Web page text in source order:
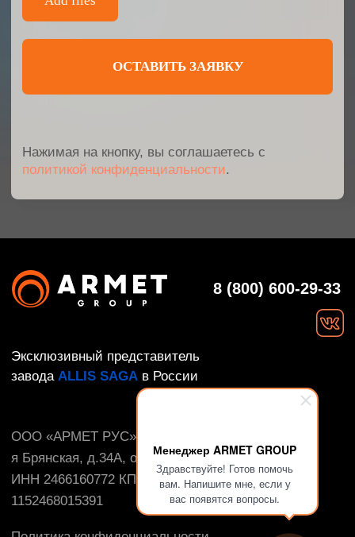
Менеджер ARMET GROUP
Здравствуйте! Готов помочь
вам. Напишите мне, если у
вас появятся вопросы.